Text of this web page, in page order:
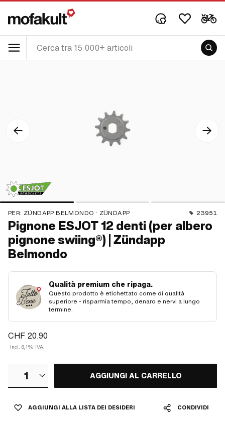
PER: ZÜNDAPP BELMONDO · ZÜNDAPP 23951
Pignone ESJOT 12 denti (per albero
pignone swiing®) | Zündapp
Belmondo
Qualità premium che ripaga.
Questo prodotto è etichettato come di qualità
superiore - risparmia tempo, denaro e nervi a lungo
termine.
CHF 20.90
Incl. 8,1% IVA.
1 AGGIUNGI AL CARRELLO
AGGIUNGI ALLA LISTA DEI DESIDERI CONDIVIDI